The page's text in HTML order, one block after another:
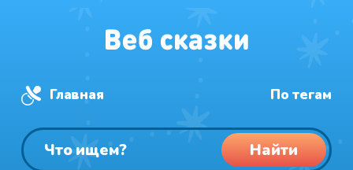
Главная По тегам
Найти